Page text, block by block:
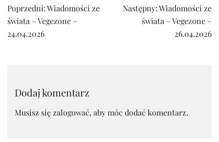
Nawigacja
wpisu
Poprzedni:Wiadomości ze
świata – Vegezone –
24.04.2026
Następny:Wiadomości ze
świata – Vegezone –
26.04.2026
Dodaj komentarz
Musisz sięzalogować, aby móc dodać komentarz.